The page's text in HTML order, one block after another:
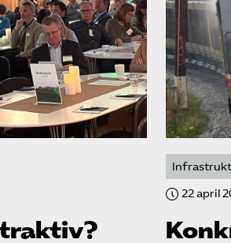
22 april